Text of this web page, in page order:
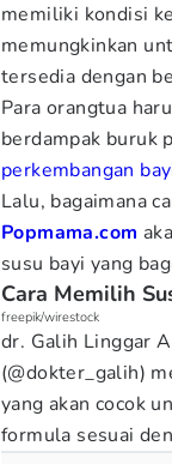
memiliki kondisi
memungkinkan
tersedia dengan
Para orangtua
berdampak buruk
perkembangan
Lalu, bagaimana
Popmama.com
susu bayi yang
Cara Memilih
freepik/wirestock
dr. Galih Linggar
(@dokter_galih)
yang akan cocok
formula sesuai